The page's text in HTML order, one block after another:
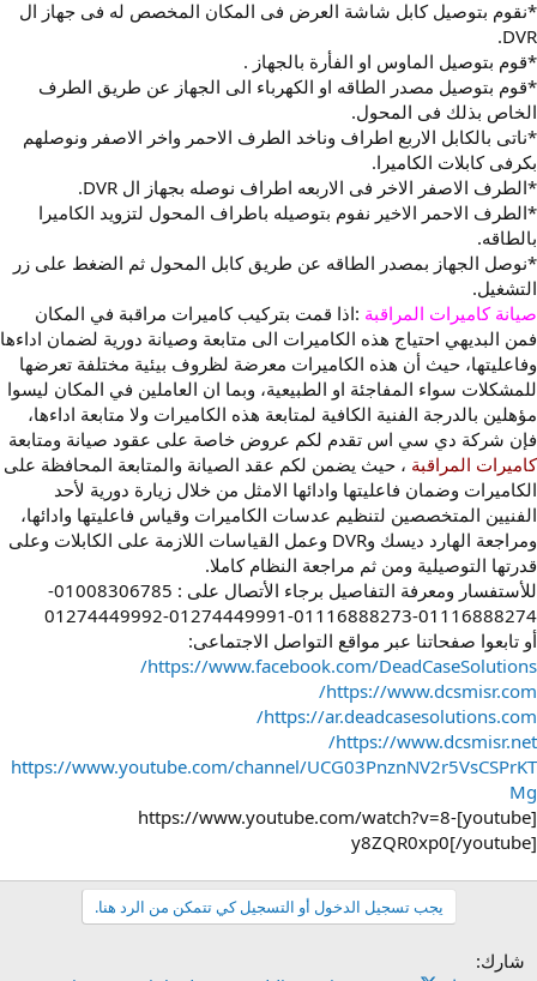
*نقوم بتوصيل كابل شاشة العرض فى المكان المخصص له فى جهاز ال
DVR.
*قوم بتوصيل الماوس او الفأرة بالجهاز .
*قوم بتوصيل مصدر الطاقه او الكهرباء الى الجهاز عن طريق الطرف
الخاص بذلك فى المحول.
*ناتى بالكابل الاربع اطراف وناخد الطرف الاحمر واخر الاصفر ونوصلهم
بكرفى كابلات الكاميرا.
*الطرف الاصفر الاخر فى الاربعه اطراف نوصله بجهاز ال DVR.
*الطرف الاحمر الاخير نفوم بتوصيله باطراف المحول لتزويد الكاميرا
بالطاقه.
*نوصل الجهاز بمصدر الطاقه عن طريق كابل المحول ثم الضغط على زر
التشغيل.
صيانة كاميرات المراقبة :اذا قمت بتركيب كاميرات مراقبة في المكان
فمن البديهي احتياج هذه الكاميرات الى متابعة وصيانة دورية لضمان اداءها
وفاعليتها، حيث أن هذه الكاميرات معرضة لظروف بيئية مختلفة تعرضها
للمشكلات سواء المفاجئة او الطبيعية، وبما ان العاملين في المكان ليسوا
مؤهلين بالدرجة الفنية الكافية لمتابعة هذه الكاميرات ولا متابعة اداءها،
فإن شركة دي سي اس تقدم لكم عروض خاصة على عقود صيانة ومتابعة
كاميرات المراقبة ، حيث يضمن لكم عقد الصيانة والمتابعة المحافظة على
الكاميرات وضمان فاعليتها وادائها الامثل من خلال زيارة دورية لأحد
الفنيين المتخصصين لتنظيم عدسات الكاميرات وقياس فاعليتها وادائها،
ومراجعة الهارد ديسك وDVR وعمل القياسات اللازمة على الكابلات وعلى
قدرتها التوصيلية ومن ثم مراجعة النظام كاملا.
للأستفسار ومعرفة التفاصيل برجاء الأتصال على : 01008306785-
01116888274-01116888273-01274449991-01274449992
أو تابعوا صفحاتنا عبر مواقع التواصل الاجتماعى:
https://www.facebook.com/DeadCaseSolutions/
https://www.dcsmisr.com/
https://ar.deadcasesolutions.com/
https://www.dcsmisr.net/
https://www.youtube.com/channel/UCG03PnznNV2r5VsCSPrKT
Mg
[youtube]https://www.youtube.com/watch?v=8-
y8ZQR0xp0[/youtube]
يجب تسجيل الدخول أو التسجيل كي تتمكن من الرد هنا.
شارك: